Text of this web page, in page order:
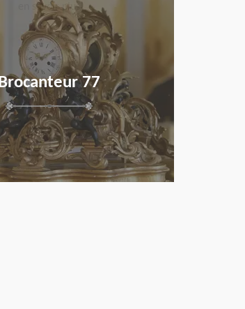
Brocanteur 77
en savoir plus